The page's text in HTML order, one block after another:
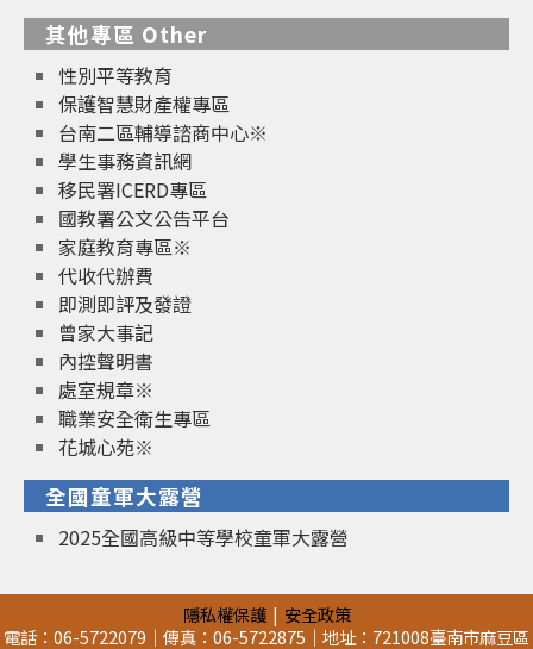
其他專區 Other
性別平等教育
保護智慧財產權專區
台南二區輔導諮商中心※
學生事務資訊網
移民署ICERD專區
國教署公文公告平台
家庭教育專區※
代收代辦費
即測即評及發證
曾家大事記
內控聲明書
處室規章※
職業安全衛生專區
花城心苑※
全國童軍大露營
2025全國高級中等學校童軍大露營
隱私權保護
安全政策
電話：06-5722079｜傳真：06-5722875｜地址：721008臺南市麻豆區